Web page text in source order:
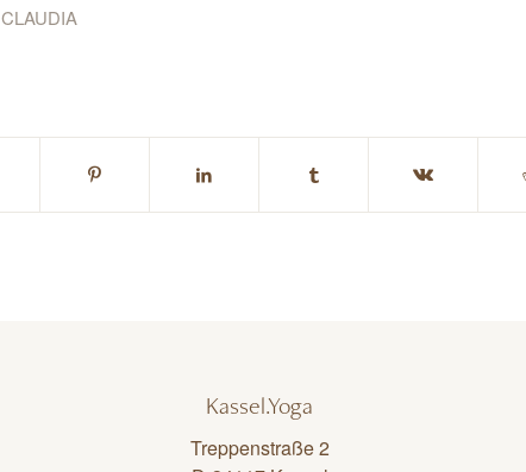
CLAUDIA
Kassel.Yoga
Treppenstraße 2